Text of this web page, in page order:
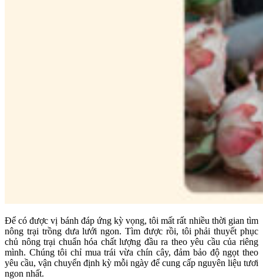
Để có được vị bánh đáp ứng kỳ vọng, tôi mất rất nhiều thời gian tìm
nông trại trồng dưa lưới ngon. Tìm được rồi, tôi phải thuyết phục
chủ nông trại chuẩn hóa chất lượng đầu ra theo yêu cầu của riêng
mình. Chúng tôi chỉ mua trái vừa chín cây, đảm bảo độ ngọt theo
yêu cầu, vận chuyển định kỳ mỗi ngày để cung cấp nguyên liệu tươi
ngon nhất.